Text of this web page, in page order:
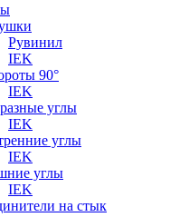
Рувинил
IEK
90°
IEK
углы
IEK
углы
IEK
углы
IEK
на стык